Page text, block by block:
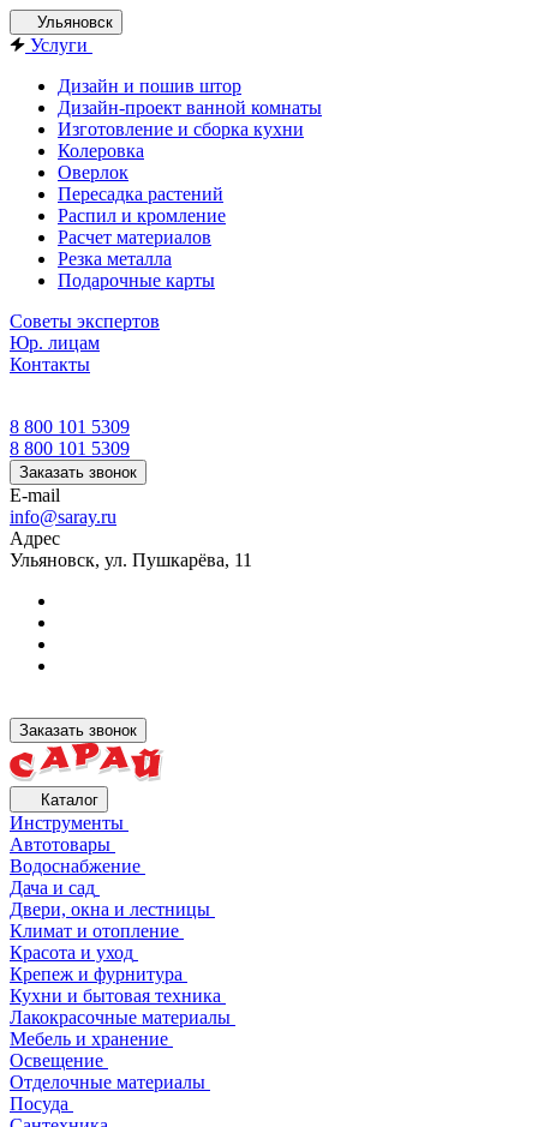
Ульяновск
Услуги
Дизайн и пошив штор
Дизайн-проект ванной комнаты
Изготовление и сборка кухни
Колеровка
Оверлок
Пересадка растений
Распил и кромление
Расчет материалов
Резка металла
Подарочные карты
Советы экспертов
Юр. лицам
Контакты
8 800 101 5309
8 800 101 5309
Заказать звонок
E-mail
info@saray.ru
Адрес
Ульяновск, ул. Пушкарёва, 11
Заказать звонок
Каталог
Инструменты
Автотовары
Водоснабжение
Дача и сад
Двери, окна и лестницы
Климат и отопление
Красота и уход
Крепеж и фурнитура
Кухни и бытовая техника
Лакокрасочные материалы
Мебель и хранение
Освещение
Отделочные материалы
Посуда